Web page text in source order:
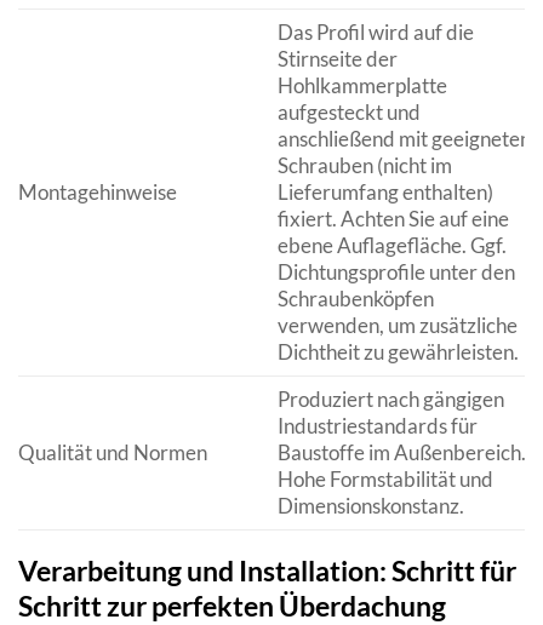
Montagehinweise
Das Profil wird auf die
Stirnseite der
Hohlkammerplatte
aufgesteckt und
anschließend mit geeigneten
Schrauben (nicht im
Lieferumfang enthalten)
fixiert. Achten Sie auf eine
ebene Auflagefläche. Ggf.
Dichtungsprofile unter den
Schraubenköpfen
verwenden, um zusätzliche
Dichtheit zu gewährleisten.
Qualität und Normen
Produziert nach gängigen
Industriestandards für
Baustoffe im Außenbereich.
Hohe Formstabilität und
Dimensionskonstanz.
Verarbeitung und Installation: Schritt für
Schritt zur perfekten Überdachung